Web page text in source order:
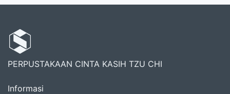
PERPUSTAKAAN CINTA KASIH TZU CHI
Informasi